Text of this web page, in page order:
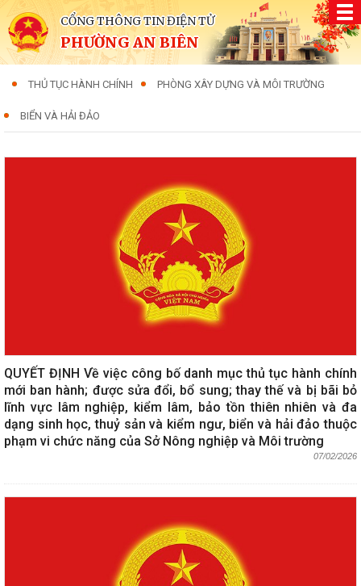
CỔNG THÔNG TIN ĐIỆN TỬ
PHƯỜNG AN BIÊN
THỦ TỤC HÀNH CHÍNH PHÒNG XÂY DỰNG VÀ MÔI TRƯỜNG
BIỂN VÀ HẢI ĐẢO
QUYẾT ĐỊNH Về việc công bố danh mục thủ tục hành chính
mới ban hành; được sửa đổi, bổ sung; thay thế và bị bãi bỏ
lĩnh vực lâm nghiệp, kiểm lâm, bảo tồn thiên nhiên và đa
dạng sinh học, thuỷ sản và kiểm ngư, biển và hải đảo thuộc
phạm vi chức năng của Sở Nông nghiệp và Môi trường
07/02/2026